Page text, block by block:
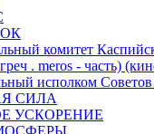
комитет
. meros - часть)
исполком
СИЛА
УСКОРЕНИЕ